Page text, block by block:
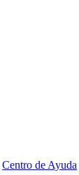
Centro de Ayuda